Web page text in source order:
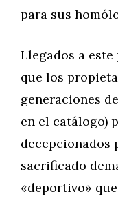
para sus
Llegados a
que los
generaciones
en el catálogo)
decepcionados
sacrificado
«deportivo»